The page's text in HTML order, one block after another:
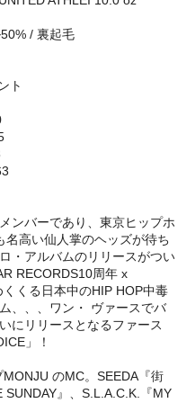
/ 裏起毛
ト
ンバーであり、東京ヒップホ
名高い仙人掌のヘッズが待ち
・アルバムのリリースがつい
RECORDS10周年 x
くる日本中のHIP HOP中毒
、、、ワン・ ヴァースでバ
にリリースとなるファース
」！
のMC。SEEDA『街
SUNDAY』、S.L.A.C.K.『MY